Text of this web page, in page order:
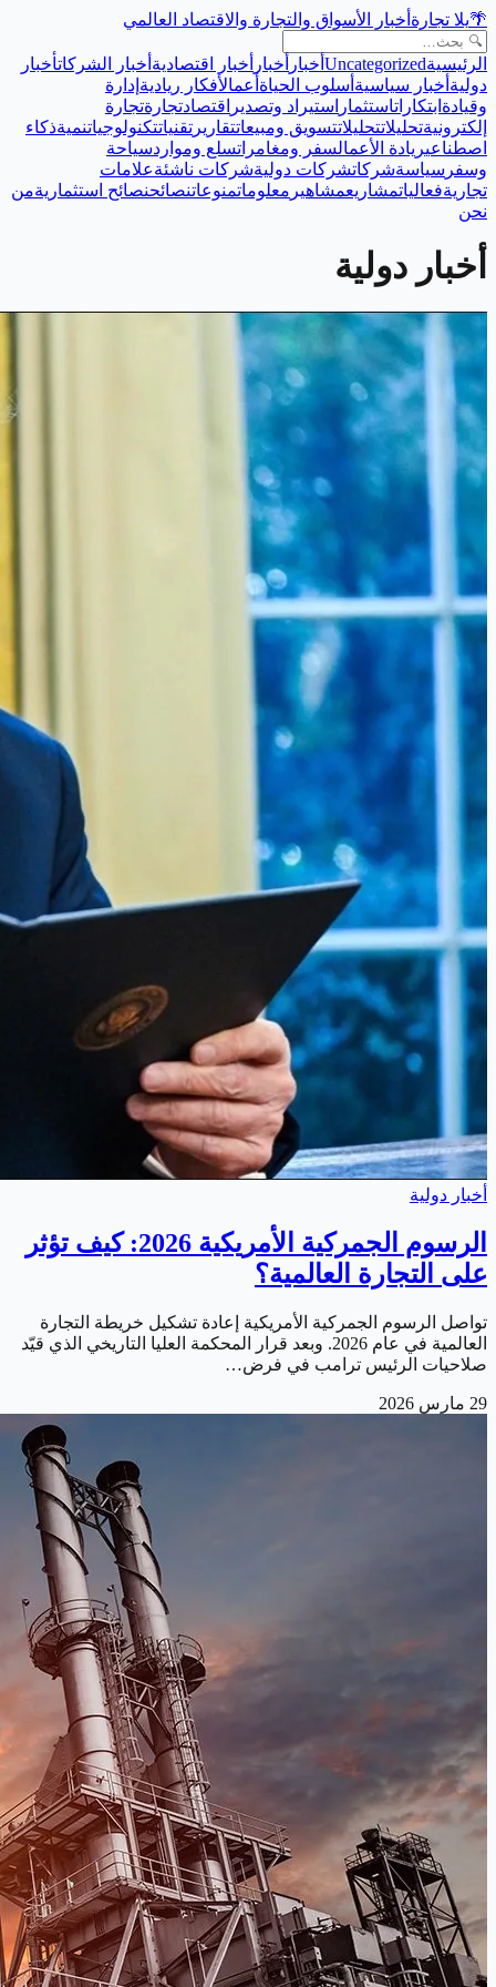
🌴يلا تجارة أخبار الأسواق والتجارة والاقتصاد العالمي
الرئيسيةUncategorized أخبار أخبار أخبار اقتصادية أخبار الشركاتأخبار
دولية أخبار سياسية أسلوب الحياة أعمالأفكار ريادية إدارة
وقيادة ابتكاراتاستثمار استيراد وتصدير اقتصادتجارةتجارة
إلكترونيةتحليلاتتحليلاتتسويق ومبيعاتتقارير تقنياتتكنولوجياتنميةذكاء
اصطناعيريادة الأعمالسفر ومغامراتسلع ومواردسياحة
وسفر سياسةشركاتشركات دوليةشركات ناشئةعلامات
تجاريةفعالياتمشاريعمشاهير معلوماتمنوعاتنصائحنصائح استثماريةمن
نحن
أخبار دولية
أخبار دولية
الرسوم الجمركية الأمريكية 2026: كيف تؤثر
على التجارة العالمية؟
تواصل الرسوم الجمركية الأمريكية إعادة تشكيل خريطة التجارة
العالمية في عام 2026. وبعد قرار المحكمة العليا التاريخي الذي قيّد
صلاحيات الرئيس ترامب في فرض…
29 مارس 2026